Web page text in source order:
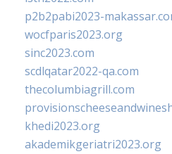
p2b2pabi2023-
wocfparis2023.org
sinc2023.com
scdlqatar2022-qa.com
thecolumbiagrill.com
khedi2023.org
akademikgeriatri2023.org